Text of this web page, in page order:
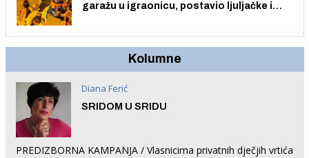
garažu u igraonicu, postavio ljuljačke i
Kolumne
Diana Ferić
SRIDOM U SRIDU
PREDIZBORNA KAMPANJA / Vlasnicima privatnih dječjih vrtića